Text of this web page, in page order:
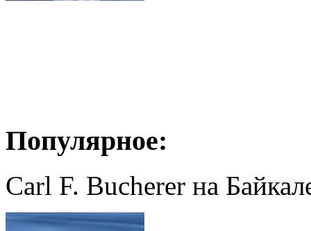
Популярное:
Carl F. Bucherer на